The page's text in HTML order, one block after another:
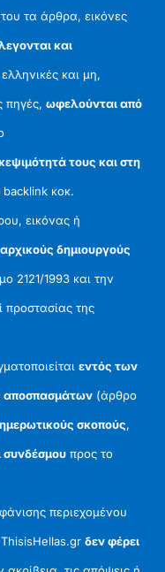
τα άρθρα, εικόνες
και
και μη,
πηγές,ωφελούνται από
τους και στη
κοκ.
εικόνας ή
δημιουργούς
2121/1993 και την
προστασίας της
εντός των
αποσπασμάτων (άρθρο
σκοπούς,
συνδέσμου προς το
περιεχομένου
ThisisHellas.grδεν φέρει